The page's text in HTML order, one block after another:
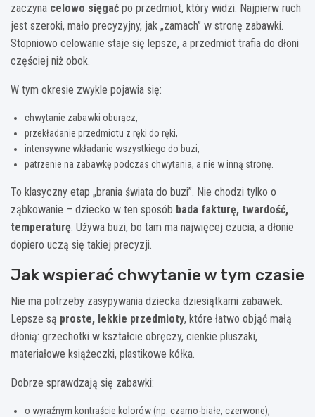
zaczyna celowo sięgać po przedmiot, który widzi. Najpierw ruch
jest szeroki, mało precyzyjny, jak „zamach” w stronę zabawki.
Stopniowo celowanie staje się lepsze, a przedmiot trafia do dłoni
częściej niż obok.
W tym okresie zwykle pojawia się:
chwytanie zabawki oburącz,
przekładanie przedmiotu z ręki do ręki,
intensywne wkładanie wszystkiego do buzi,
patrzenie na zabawkę podczas chwytania, a nie w inną stronę.
To klasyczny etap „brania świata do buzi”. Nie chodzi tylko o
ząbkowanie – dziecko w ten sposób bada fakturę, twardość,
temperaturę. Używa buzi, bo tam ma najwięcej czucia, a dłonie
dopiero uczą się takiej precyzji.
Jak wspierać chwytanie w tym czasie
Nie ma potrzeby zasypywania dziecka dziesiątkami zabawek.
Lepsze są proste, lekkie przedmioty, które łatwo objąć małą
dłonią: grzechotki w kształcie obręczy, cienkie pluszaki,
materiałowe książeczki, plastikowe kółka.
Dobrze sprawdzają się zabawki:
o wyraźnym kontraście kolorów (np. czarno-białe, czerwone),